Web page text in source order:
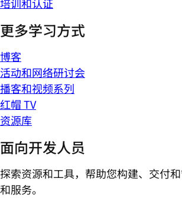
更多学习方式
博客
活动和网络研讨会
播客和视频系列
红帽 TV
资源库
面向开发人员
探索资源和工具，帮助您构建、交付
和服务。